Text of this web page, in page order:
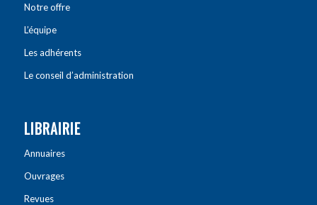
Notre offre
L’équipe
Les adhérents
Le conseil d’administration
LIBRAIRIE
Annuaires
Ouvrages
Revues